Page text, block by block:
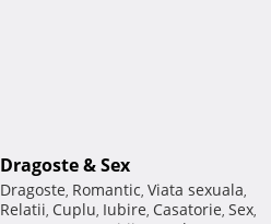
Dragoste & Sex
Dragoste, Romantic, Viata sexuala,
Relatii, Cuplu, Iubire, Casatorie, Sex,